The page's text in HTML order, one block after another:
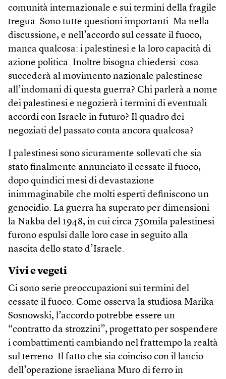
comunità internazionale e sui termini della fragile
tregua. Sono tutte questioni importanti. Ma nella
discussione, e nell’accordo sul cessate il fuoco,
manca qualcosa: i palestinesi e la loro capacità di
azione politica. Inoltre bisogna chiedersi: cosa
succederà al movimento nazionale palestinese
all’indomani di questa guerra? Chi parlerà a nome
dei palestinesi e negozierà i termini di eventuali
accordi con Israele in futuro? Il quadro dei
negoziati del passato conta ancora qualcosa?
I palestinesi sono sicuramente sollevati che sia
stato finalmente annunciato il cessate il fuoco,
dopo quindici mesi di devastazione
inimmaginabile che molti esperti definiscono un
genocidio. La guerra ha superato per dimensioni
la Nakba del 1948, in cui circa 750mila palestinesi
furono espulsi dalle loro case in seguito alla
nascita dello stato d’Israele.
Vivi e vegeti
Ci sono serie preoccupazioni sui termini del
cessate il fuoco. Come osserva la studiosa Marika
Sosnowski, l’accordo potrebbe essere un
“contratto da strozzini”, progettato per sospendere
i combattimenti cambiando nel frattempo la realtà
sul terreno. Il fatto che sia coinciso con il lancio
dell’operazione israeliana Muro di ferro in